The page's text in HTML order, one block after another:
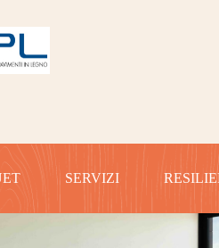
SERVIZI